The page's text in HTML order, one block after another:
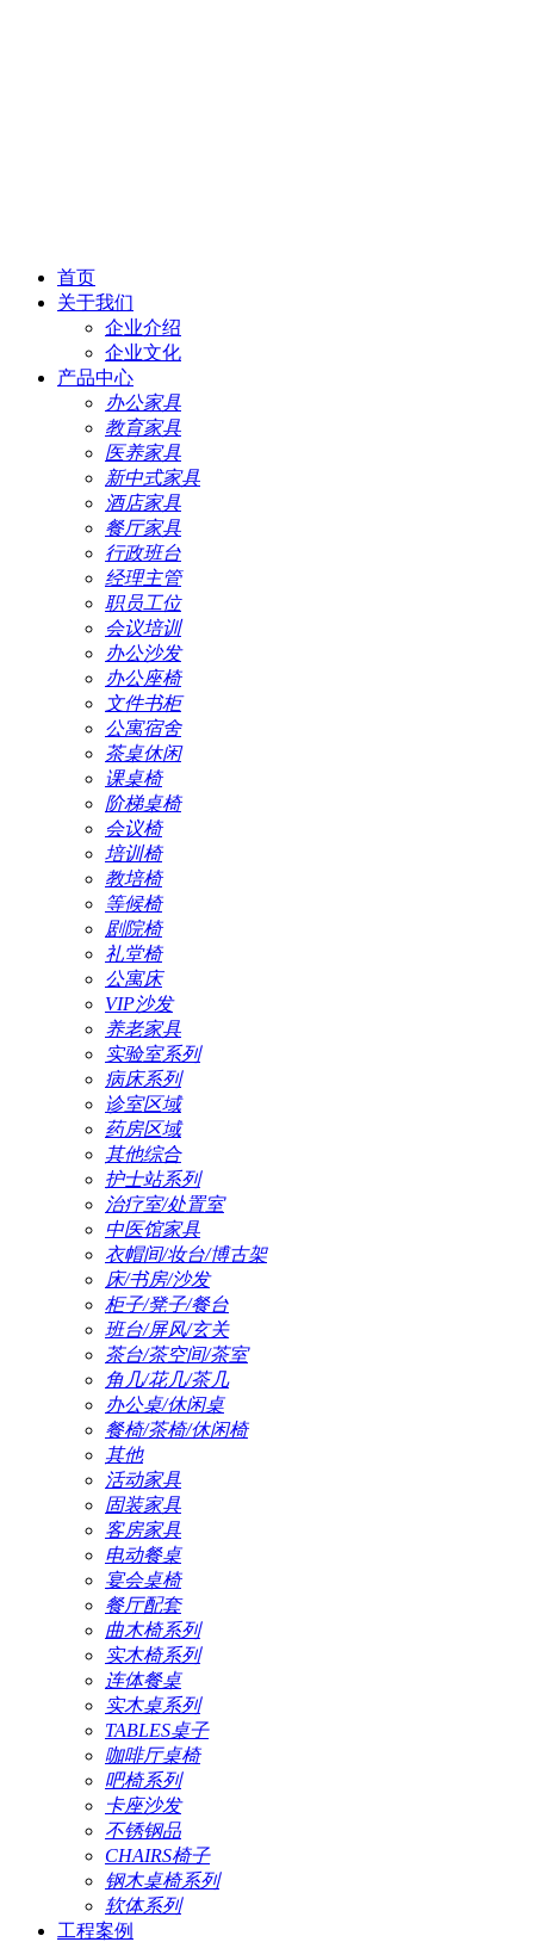
首页
关于我们
企业介绍
企业文化
产品中心
办公家具
教育家具
医养家具
新中式家具
酒店家具
餐厅家具
行政班台
经理主管
职员工位
会议培训
办公沙发
办公座椅
文件书柜
公寓宿舍
茶桌休闲
课桌椅
阶梯桌椅
会议椅
培训椅
教培椅
等候椅
剧院椅
礼堂椅
公寓床
VIP沙发
养老家具
实验室系列
病床系列
诊室区域
药房区域
其他综合
护士站系列
治疗室/处置室
中医馆家具
衣帽间/妆台/博古架
床/书房/沙发
柜子/凳子/餐台
班台/屏风/玄关
茶台/茶空间/茶室
角几/花几/茶几
办公桌/休闲桌
餐椅/茶椅/休闲椅
其他
活动家具
固装家具
客房家具
电动餐桌
宴会桌椅
餐厅配套
曲木椅系列
实木椅系列
连体餐桌
实木桌系列
TABLES桌子
咖啡厅桌椅
吧椅系列
卡座沙发
不锈钢品
CHAIRS椅子
钢木桌椅系列
软体系列
工程案例